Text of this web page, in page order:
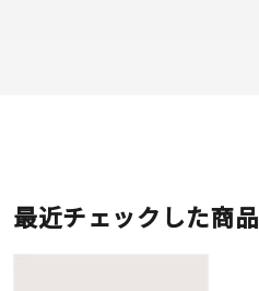
最近チェックした商品